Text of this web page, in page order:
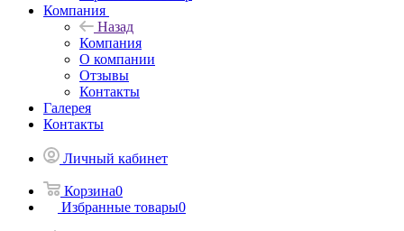
Компания
Назад
Компания
О компании
Отзывы
Контакты
Галерея
Контакты
Личный кабинет
Корзина0
Избранные товары0